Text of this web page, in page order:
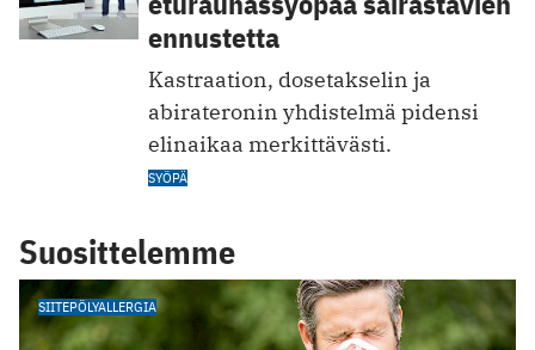
ennustetta
Kastraation, dosetakselin ja
abirateronin yhdistelmä pidensi
elinaikaa merkittävästi.
SYÖPÄ
Suosittelemme
SIITEPÖLYALLERGIA